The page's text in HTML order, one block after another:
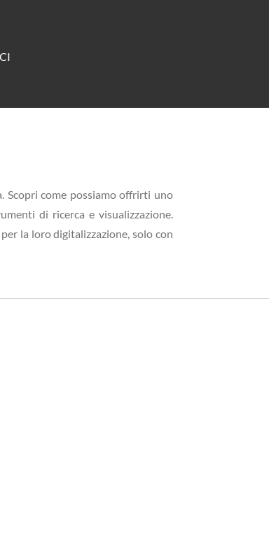
Scopri come possiamo offrirti uno
di ricerca e visualizzazione.
la loro digitalizzazione, solo con